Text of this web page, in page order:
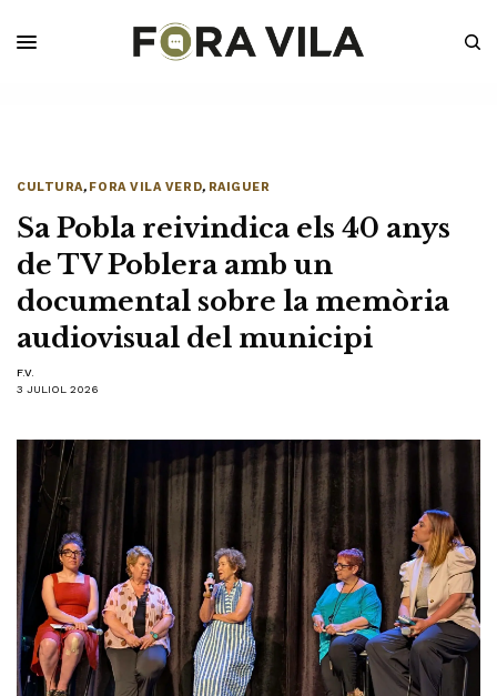
CULTURA, FORA VILA VERD, RAIGUER
Sa Pobla reivindica els 40 anys
de TV Poblera amb un
documental sobre la memòria
audiovisual del municipi
F.V.
3 JULIOL 2026